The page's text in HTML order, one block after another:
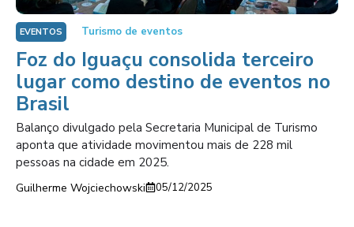
EVENTOS Turismo de eventos
Foz do Iguaçu consolida terceiro
lugar como destino de eventos no
Brasil
Balanço divulgado pela Secretaria Municipal de Turismo
aponta que atividade movimentou mais de 228 mil
pessoas na cidade em 2025.
Guilherme Wojciechowski 05/12/2025